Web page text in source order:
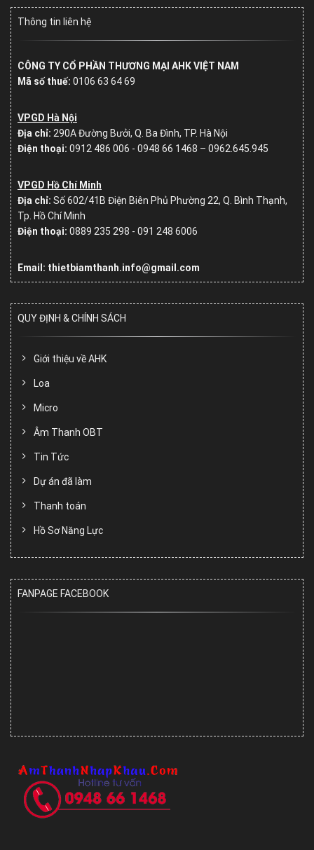
Thông tin liên hệ
CÔNG TY CỔ PHẦN THƯƠNG MẠI AHK VIỆT NAM
Mã số thuế: 0106 63 64 69
VPGD Hà Nội
Địa chỉ: 290A Đường Bưởi, Q. Ba Đình, TP. Hà Nội
Điện thoại: 0912 486 006 - 0948 66 1468 – 0962.645.945
VPGD Hồ Chí Minh
Địa chỉ: Số602/41B Điện Biên Phủ Phường 22, Q. Bình Thạnh,
Tp. Hồ Chí Minh
Điện thoại: 0889 235 298 - 091 248 6006
Email: thietbiamthanh.info@gmail.com
QUY ĐỊNH & CHÍNH SÁCH
Giới thiệu về AHK
Loa
Micro
Âm Thanh OBT
Tin Tức
Dự án đã làm
Thanh toán
Hồ Sơ Năng Lực
FANPAGE FACEBOOK